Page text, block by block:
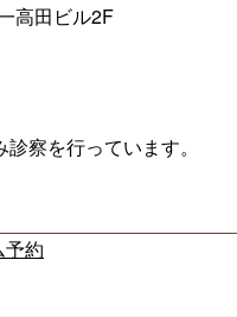
高田ビル2F
察を行っています。